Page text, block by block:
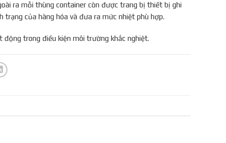
ra mỗi thùng container còn được trang bị thiết bị ghi
của hàng hóa và đưa ra mức nhiệt phù hợp.
động trong điều kiện môi trường khắc nghiệt.